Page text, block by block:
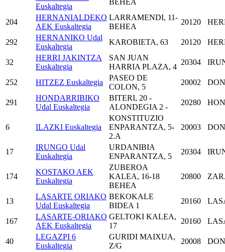
Euskaltegia
BEHEA
204
HERNANIALDEKO
AEK Euskaltegia
LARRAMENDI, 11-
BEHEA
20120
292
HERNANIKO Udal
Euskaltegia
KAROBIETA, 63 20120
32
HERRI JAKINTZA
Euskaltegia
SAN JUAN
HARRIA PLAZA, 4
20304
252 HITZEZ Euskaltegia
PASEO DE
COLON, 5
20002
291
HONDARRIBIKO
Udal Euskaltegia
BITERI, 20 -
ALONDEGIA 2 -
20280
6 ILAZKI Euskaltegia
KONSTITUZIO
ENPARANTZA, 5-
2.A
20003
17
IRUNGO Udal
Euskaltegia
URDANIBIA
ENPARANTZA, 5
20304
174
KOSTAKO AEK
Euskaltegia
ZUBEROA
KALEA, 16-18
BEHEA
20800
13
LASARTE ORIAKO
Udal Euskaltegia
BEKOKALE
BIDEA 1
20160
167
LASARTE-ORIAKO
AEK Euskaltegia
GELTOKI KALEA,
17
20160
40
LEGAZPI 6
Euskaltegia
GURIDI MAIXUA,
Z/G
20008